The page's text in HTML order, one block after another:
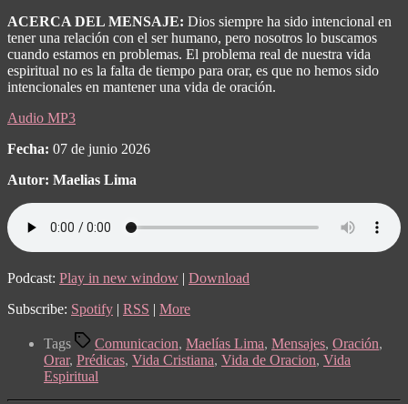
ACERCA DEL MENSAJE: Dios siempre ha sido intencional en
tener una relación con el ser humano, pero nosotros lo buscamos
cuando estamos en problemas. El problema real de nuestra vida
espiritual no es la falta de tiempo para orar, es que no hemos sido
intencionales en mantener una vida de oración.
Audio MP3
Fecha: 07 de junio 2026
Autor: Maelias Lima
Podcast: Play in new window | Download
Subscribe: Spotify | RSS | More
Tags Comunicacion, Maelías Lima, Mensajes, Oración,
Orar, Prédicas, Vida Cristiana, Vida de Oracion, Vida
Espiritual